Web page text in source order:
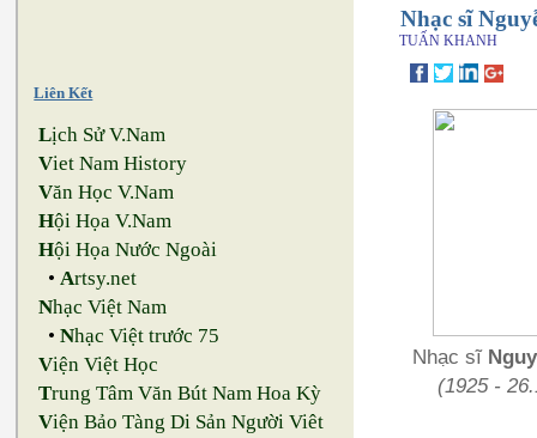
Liên Kết
Lịch Sử V.Nam
Viet Nam History
Văn Học V.Nam
Hội Họa V.Nam
Hội Họa Nước Ngoài
•Artsy.net
Nhạc Việt Nam
•Nhạc Việt trước 75
Viện Việt Học
Trung Tâm Văn Bút Nam Hoa Kỳ
Viện Bảo Tàng Di Sản Người Viêt
Nhạc sĩ
TUẤN KHANH
Nhạc sĩ
(1925 -